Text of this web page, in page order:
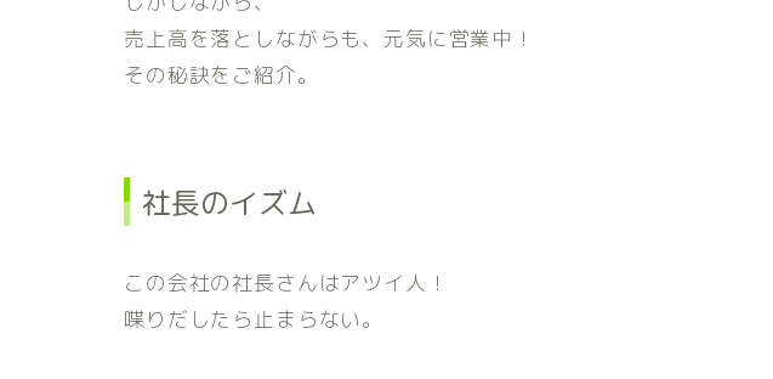
売上高を落としながらも、元気に営業中！
その秘訣をご紹介。
社長のイズム
この会社の社長さんはアツイ人！
喋りだしたら止まらない。